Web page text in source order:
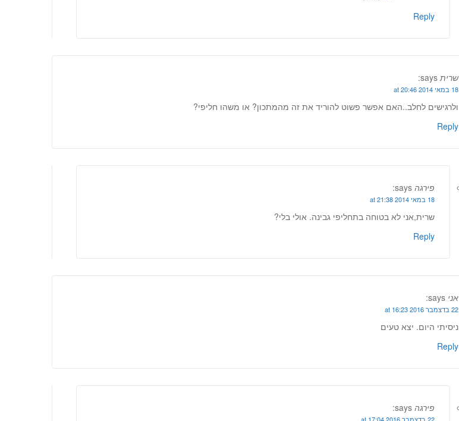
Reply
שרית says:
18 במאי 2014 at 20:46
ולרגישים לחלב..האם אפשר פשוט להוריד את זה מהמתכון? או משהו חליפי?
Reply
פירגה says:
18 במאי 2014 at 21:38
שרית,אני לא בטוחה בתחליפי גבינה. אולי בלי?
Reply
אני says:
22 בדצמבר 2016 at 16:23
ניסיתי היום. יצא טעים
Reply
פירגה says:
22 בדצמבר 2016 at 17:04